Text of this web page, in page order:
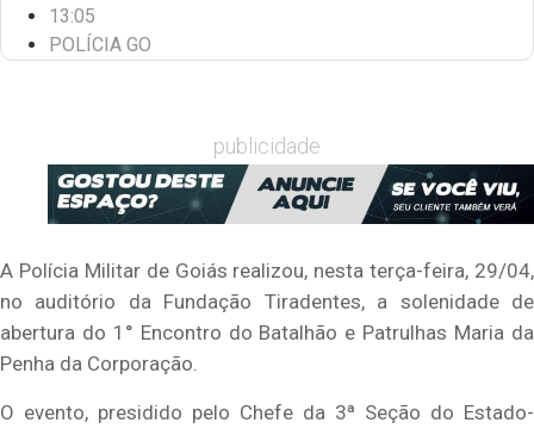
13:05
POLÍCIA GO
publicidade
A Polícia Militar de Goiás realizou, nesta terça-feira, 29/04,
no auditório da Fundação Tiradentes, a solenidade de
abertura do 1° Encontro do Batalhão e Patrulhas Maria da
Penha da Corporação.
O evento, presidido pelo Chefe da 3ª Seção do Estado-